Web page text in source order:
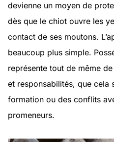
devienne un moyen de
dès que le chiot ouvre les
contact de ses moutons.
beaucoup plus simple.
représente tout de même
et responsabilités, que cela
formation ou des conflits
promeneurs.